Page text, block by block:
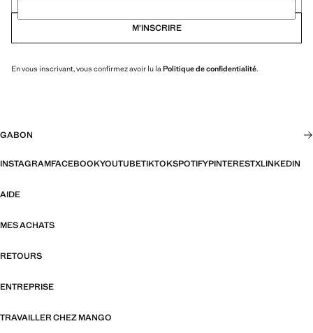
M’INSCRIRE
En vous inscrivant, vous confirmez avoir lu la Politique de confidentialité.
GABON
INSTAGRAMFACEBOOKYOUTUBETIKTOKSPOTIFYPINTERESTXLINKEDIN
AIDE
MES ACHATS
RETOURS
ENTREPRISE
TRAVAILLER CHEZ MANGO